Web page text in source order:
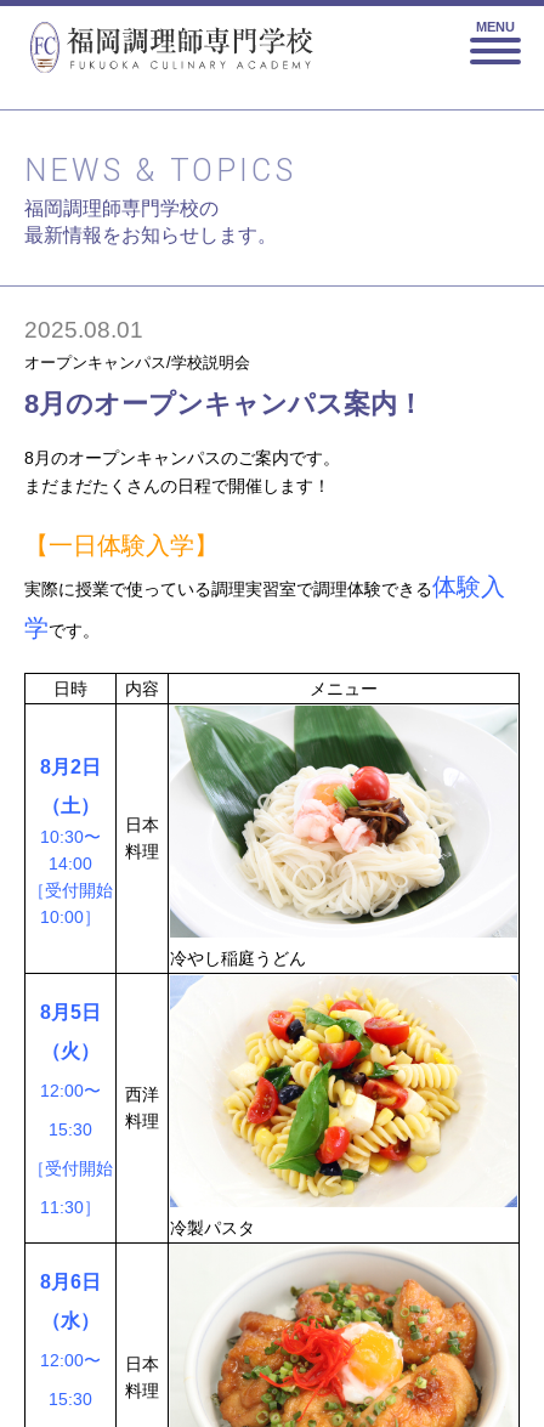
MENU
NEWS & TOPICS
福岡調理師専門学校の
最新情報をお知らせします。
2025.08.01
オープンキャンパス/学校説明会
8月のオープンキャンパス案内！
8月のオープンキャンパスのご案内です。
まだまだたくさんの日程で開催します！
【一日体験入学】
実際に授業で使っている調理実習室で調理体験できる体験入
学です。
日時 内容 メニュー
8月2日
（土）
10:30〜
14:00
［受付開始
10:00］
日本
料理
冷やし稲庭うどん
8月5日
（火）
12:00〜
15:30
［受付開始
11:30］
西洋
料理
冷製パスタ
8月6日
（水）
12:00〜
15:30
日本
料理